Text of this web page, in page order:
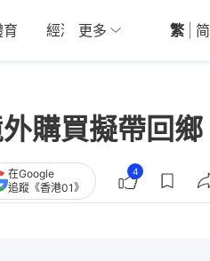
育 經濟 01深圳 觀點
更多 繁 简
購買擬帶回鄉
在Google
追蹤《香港01》
4